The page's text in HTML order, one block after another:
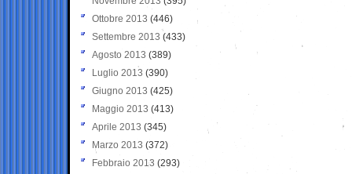
Ottobre 2013 (446)
Settembre 2013 (433)
Agosto 2013 (389)
Luglio 2013 (390)
Giugno 2013 (425)
Maggio 2013 (413)
Aprile 2013 (345)
Marzo 2013 (372)
Febbraio 2013 (293)